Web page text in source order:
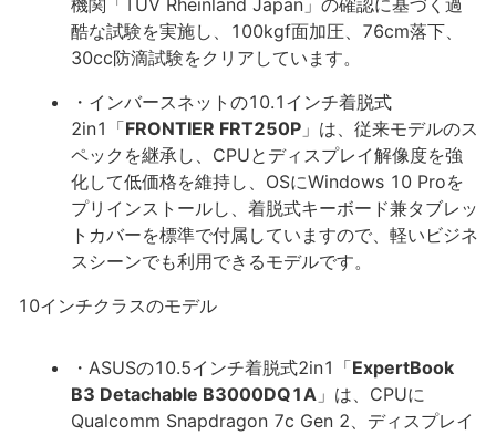
機関「TUV Rheinland Japan」の確認に基づく過
酷な試験を実施し、100kgf面加圧、76cm落下、
30cc防滴試験をクリアしています。
・インバースネットの10.1インチ着脱式
2in1「FRONTIER FRT250P 」は、従来モデルのス
ペックを継承し、CPUとディスプレイ解像度を強
化して低価格を維持し、OSにWindows 10 Proを
プリインストールし、着脱式キーボード兼タブレッ
トカバーを標準で付属していますので、軽いビジネ
スシーンでも利用できるモデルです。
10インチクラスのモデル
・ASUSの10.5インチ着脱式2in1「ExpertBook
B3 Detachable B3000DQ1A 」は、CPUに
Qualcomm Snapdragon 7c Gen 2、ディスプレイ